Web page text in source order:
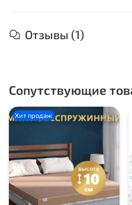
Отзывы (1)
Сопутствующие
Хит продаж